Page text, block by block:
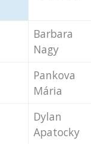
Barbara
Nagy
Pankova
Mária
Dylan
Apatocky